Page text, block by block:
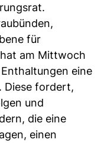
für
hat am Mittwoch
eine
Diese fordert,
und
die eine
einen